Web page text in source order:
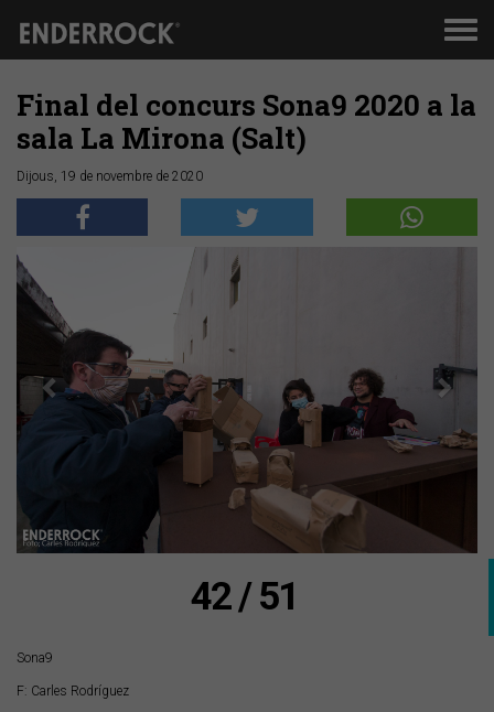
Final del concurs Sona9 2020 a la
sala La Mirona (Salt)
Dijous, 19 de novembre de 2020
Anterior
42 / 51
Sona9
F: Carles Rodríguez